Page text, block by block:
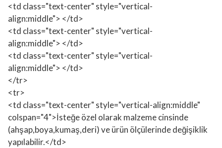
<td class="text-center" style="vertical-
align:middle"> </td>
<td class="text-center" style="vertical-
align:middle"> </td>
<td class="text-center" style="vertical-
align:middle"> </td>
</tr>
<tr>
<td class="text-center" style="vertical-align:middle"
colspan="4">İsteğe özel olarak malzeme cinsinde
(ahşap,boya,kumaş,deri) ve ürün ölçülerinde değişiklik
yapılabilir.</td>